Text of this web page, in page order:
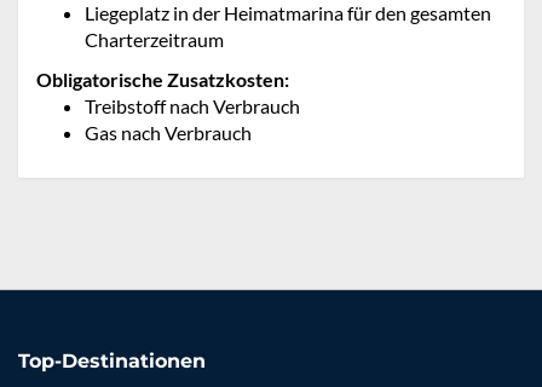
Liegeplatz in der Heimatmarina für den gesamten
Charterzeitraum
Obligatorische Zusatzkosten:
Treibstoff nach Verbrauch
Gas nach Verbrauch
Top-Destinationen